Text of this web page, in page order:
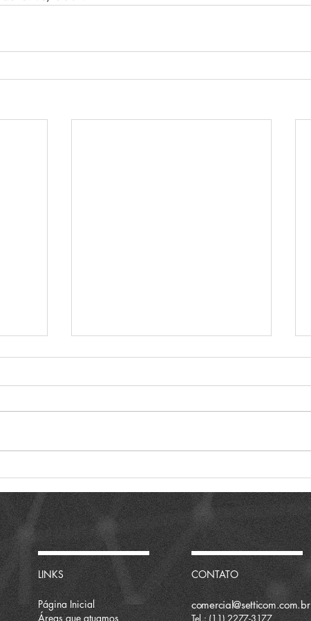
GLOBAL CONGRESS 2026
LINKS
Página Inicial
Áreas que atuamos
CONTATO
comercial@setticom.com.br
Tel.: (11) 2277-3177